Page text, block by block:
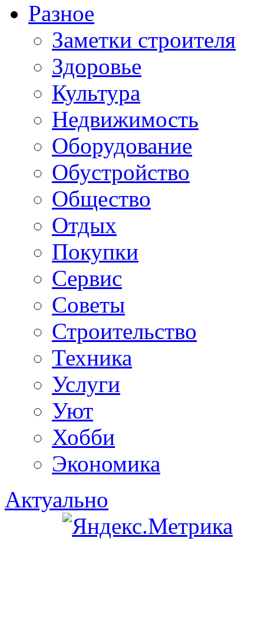
Разное
Заметки строителя
Здоровье
Культура
Недвижимость
Оборудование
Обустройство
Общество
Отдых
Покупки
Сервис
Советы
Строительство
Техника
Услуги
Уют
Хобби
Экономика
Актуально